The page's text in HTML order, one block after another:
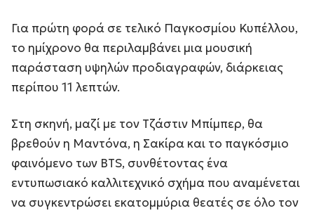
Για πρώτη φορά σε τελικό Παγκοσμίου Κυπέλλου,
το ημίχρονο θα περιλαμβάνει μια μουσική
παράσταση υψηλών προδιαγραφών, διάρκειας
περίπου 11 λεπτών.
Στη σκηνή, μαζί με τον Τζάστιν Μπίμπερ, θα
βρεθούν η Μαντόνα, η Σακίρα και το παγκόσμιο
φαινόμενο των BTS, συνθέτοντας ένα
εντυπωσιακό καλλιτεχνικό σχήμα που αναμένεται
να συγκεντρώσει εκατομμύρια θεατές σε όλο τον